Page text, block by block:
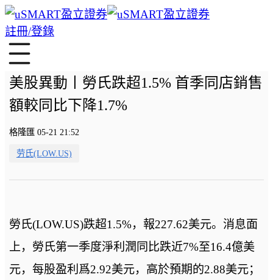
註冊/登錄
美股異動丨勞氏跌超1.5% 首季同店銷售
額較同比下降1.7%
格隆匯 05-21 21:52
劳氏(LOW.US)
勞氏(LOW.US)跌超1.5%，報227.62美元。消息面
上，勞氏第一季度淨利潤同比跌近7%至16.4億美
元，每股盈利爲2.92美元，高於預期的2.88美元；